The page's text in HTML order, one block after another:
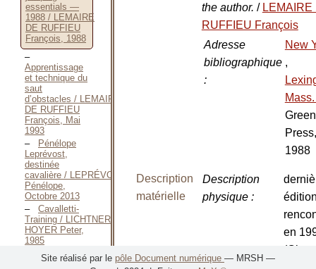
essentials —
1988 / LEMAIRE
DE RUFFIEU
François, 1988
Apprentissage
et technique du
saut
d’obstacles / LEMAIRE
DE RUFFIEU
François, Mai
1993
Pénélope
Leprévost,
destinée
cavalière / LEPRÉVOST
Pénélope,
Octobre 2013
Cavalletti-
Training / LICHTNER-
HOYER Peter,
1985
Complete
cavalletti / LICHTNER-
the author. / LEMAIRE
RUFFIEU François
Adresse
bibliographique
:
New
,
Press,
1988
Description
matérielle
Description
physique:
en
Site réalisé par le pôle Document numérique — MRSH —